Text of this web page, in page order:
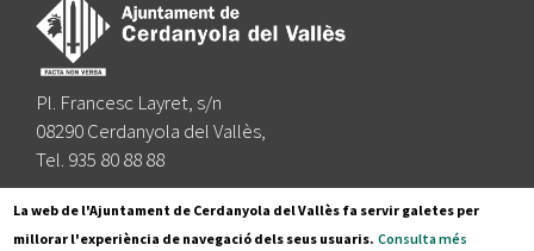
Pl. Francesc Layret, s/n
08290 Cerdanyola del Vallès,
Tel. 935 80 88 88
Segueix-nos a:
La web de l'Ajuntament de Cerdanyola del Vallès fa servir galetes per
millorar l'experiència de navegació dels seus usuaris. Consulta més